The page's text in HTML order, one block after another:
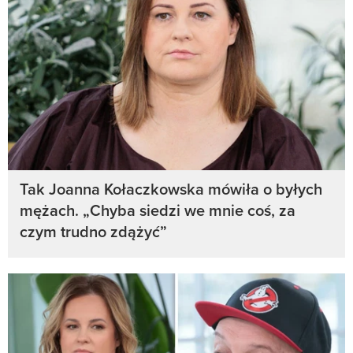
Tak Joanna Kołaczkowska mówiła o byłych
mężach. „Chyba siedzi we mnie coś, za
czym trudno zdążyć”